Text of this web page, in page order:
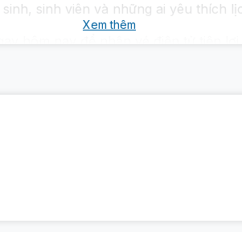
sinh viên và những ai yêu thích
hôm nay để nhận vé điện tử tiện
Xem thêm